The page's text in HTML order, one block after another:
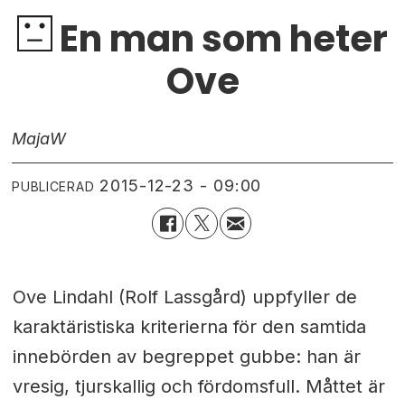
En man som heter
Ove
MajaW
PUBLICERAD 2015-12-23 - 09:00
Ove Lindahl (Rolf Lassgård) uppfyller de
karaktäristiska kriterierna för den samtida
innebörden av begreppet gubbe: han är
vresig, tjurskallig och fördomsfull. Måttet är